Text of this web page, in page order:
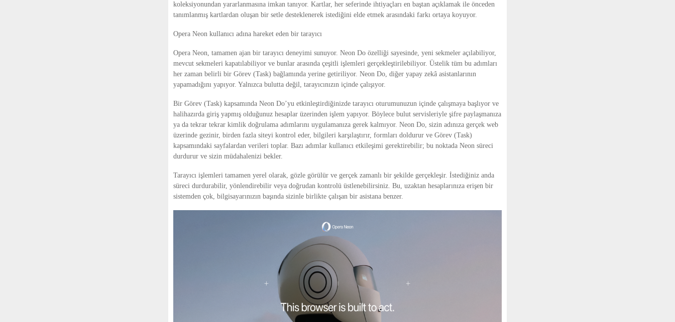
koleksiyonundan yararlanmasına imkan tanıyor. Kartlar, her seferinde ihtiyaçları en baştan açıklamak ile önceden
tanımlanmış kartlardan oluşan bir setle desteklenerek istediğini elde etmek arasındaki farkı ortaya koyuyor.
Opera Neon kullanıcı adına hareket eden bir tarayıcı
Opera Neon, tamamen ajan bir tarayıcı deneyimi sunuyor. Neon Do özelliği sayesinde, yeni sekmeler açılabiliyor,
mevcut sekmeleri kapatılabiliyor ve bunlar arasında çeşitli işlemleri gerçekleştirilebiliyor. Üstelik tüm bu adımları
her zaman belirli bir Görev (Task) bağlamında yerine getiriliyor. Neon Do, diğer yapay zekâ asistanlarının
yapamadığını yapıyor. Yalnızca bulutta değil, tarayıcınızın içinde çalışıyor.
Bir Görev (Task) kapsamında Neon Do’yu etkinleştirdiğinizde tarayıcı oturumunuzun içinde çalışmaya başlıyor ve
halihazırda giriş yapmış olduğunuz hesaplar üzerinden işlem yapıyor. Böylece bulut servisleriyle şifre paylaşmanıza
ya da tekrar tekrar kimlik doğrulama adımlarını uygulamanıza gerek kalmıyor. Neon Do, sizin adınıza gerçek web
üzerinde gezinir, birden fazla siteyi kontrol eder, bilgileri karşılaştırır, formları doldurur ve Görev (Task)
kapsamındaki sayfalardan verileri toplar. Bazı adımlar kullanıcı etkileşimi gerektirebilir; bu noktada Neon süreci
durdurur ve sizin müdahalenizi bekler.
Tarayıcı işlemleri tamamen yerel olarak, gözle görülür ve gerçek zamanlı bir şekilde gerçekleşir. İstediğiniz anda
süreci durdurabilir, yönlendirebilir veya doğrudan kontrolü üstlenebilirsiniz. Bu, uzaktan hesaplarınıza erişen bir
sistemden çok, bilgisayarınızın başında sizinle birlikte çalışan bir asistana benzer.